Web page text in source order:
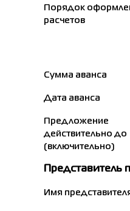
Порядок
расчетов
Сумма аванса
Дата аванса
Предложение
действительно до
(включительно)
Представитель
Имя